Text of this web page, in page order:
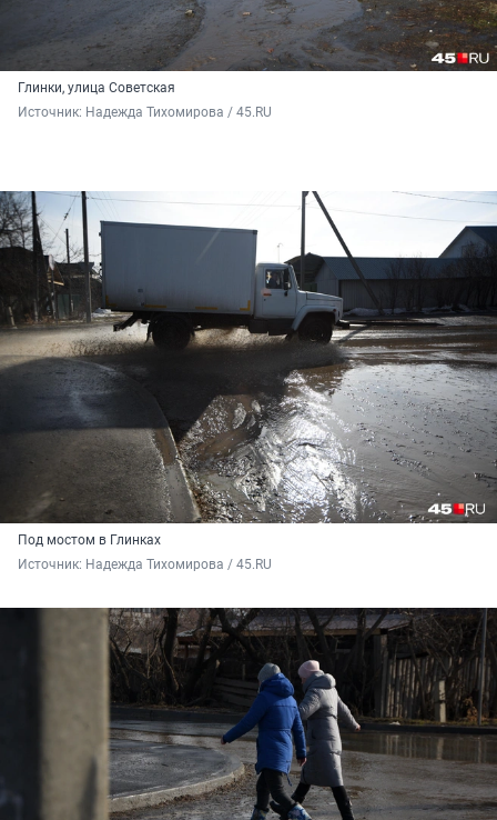
Глинки, улица Советская
Источник: Надежда Тихомирова / 45.RU
Под мостом в Глинках
Источник: Надежда Тихомирова / 45.RU